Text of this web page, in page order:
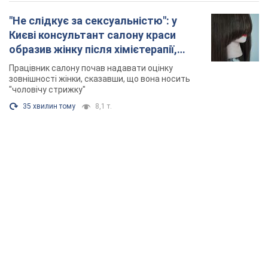
"Не слідкує за сексуальністю": у
Києві консультант салону краси
образив жінку після хімієтерапії,
розгорівся скандал. Фото
Працівник салону почав надавати оцінку
зовнішності жінки, сказавши, що вона носить
"чоловічу стрижку"
35 хвилин тому 8,1 т.